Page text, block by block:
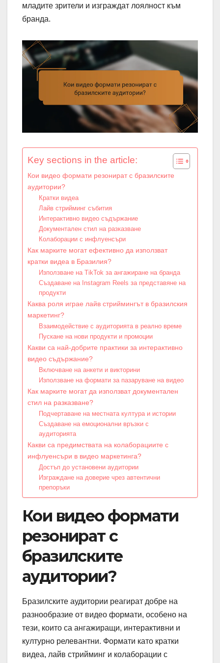
младите зрители и изграждат лоялност към
бранда.
Key sections in the article:
Кои видео формати резонират с бразилските
аудитории?
Кратки видеа
Лайв стрийминг събития
Интерактивно видео съдържание
Документален стил на разказване
Колаборации с инфлуенсъри
Как марките могат ефективно да използват
кратки видеа в Бразилия?
Използване на TikTok за ангажиране на бранда
Създаване на Instagram Reels за представяне на
продукти
Каква роля играе лайв стриймингът в бразилския
маркетинг?
Взаимодействие с аудиторията в реално време
Пускане на нови продукти и промоции
Какви са най-добрите практики за интерактивно
видео съдържание?
Включване на анкети и викторини
Използване на формати за пазаруване на видео
Как марките могат да използват документален
стил на разказване?
Подчертаване на местната култура и истории
Създаване на емоционални връзки с
аудиторията
Какви са предимствата на колаборациите с
инфлуенсъри в видео маркетинга?
Достъп до установени аудитории
Изграждане на доверие чрез автентични
препоръки
Кои видео формати
резонират с
бразилските
аудитории?
Бразилските аудитории реагират добре на
разнообразие от видео формати, особено на
тези, които са ангажиращи, интерактивни и
културно релевантни. Формати като кратки
видеа, лайв стрийминг и колаборации с